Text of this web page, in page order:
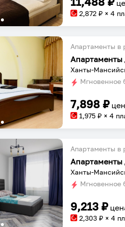
2,872 ₽ × 4
Апартаменты в
Апартаменты
Ханты-
Мгновенное
7,898 ₽
1,975 ₽ × 4
Апартаменты в
Ханты-
Мгновенное
9,213 ₽
2,303 ₽ × 4